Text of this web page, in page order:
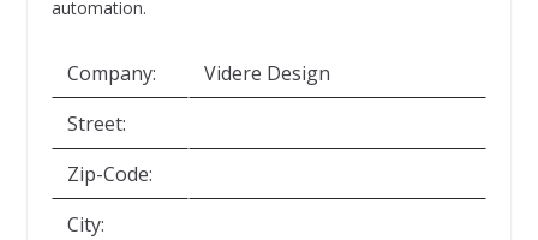
automation.
Company:
Videre Design
Street:
Zip-Code:
City: